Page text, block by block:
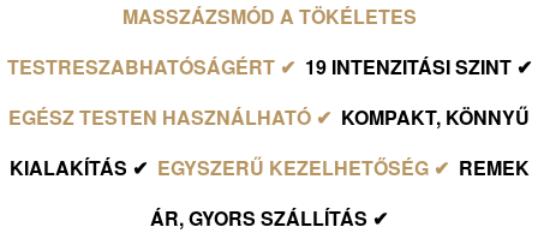
MASSZÁZSMÓD A TÖKÉLETES
TESTRESZABHATÓSÁGÉRT ✔ 19 INTENZITÁSI SZINT ✔
EGÉSZ TESTEN HASZNÁLHATÓ ✔ KOMPAKT, KÖNNYŰ
KIALAKÍTÁS ✔ EGYSZERŰ KEZELHETŐSÉG ✔ REMEK
ÁR, GYORS SZÁLLÍTÁS ✔